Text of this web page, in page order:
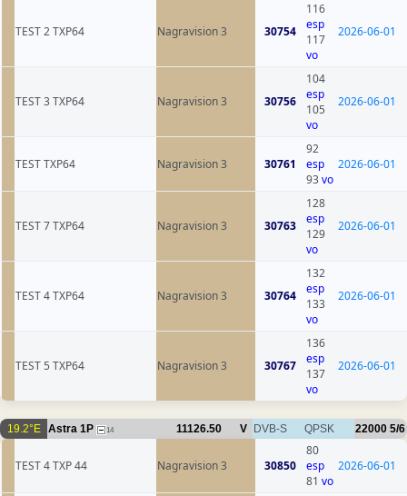
TEST 2 TXP64 Nagravision 3 30754
116
esp
117
vo
2026-06-01
TEST 3 TXP64 Nagravision 3 30756
104
esp
105
vo
2026-06-01
TEST TXP64 Nagravision 3 30761
92
esp
93vo
2026-06-01
TEST 7 TXP64 Nagravision 3 30763
128
esp
129
vo
2026-06-01
TEST 4 TXP64 Nagravision 3 30764
132
esp
133
vo
2026-06-01
TEST 5 TXP64 Nagravision 3 30767
136
esp
137
vo
2026-06-01
19.2°E Astra 1P 14 11126.50 V DVB-S QPSK 22000 5/6
TEST 4 TXP 44 Nagravision 3 30850
80
esp
81 vo
2026-06-01